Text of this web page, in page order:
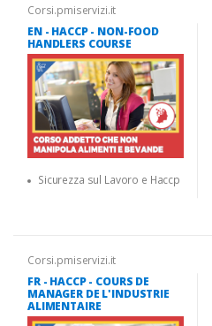
Corsi.pmiservizi.it
EN - HACCP - NON-FOOD
HANDLERS COURSE
Sicurezza sul Lavoro e Haccp
Corsi.pmiservizi.it
FR - HACCP - COURS DE
MANAGER DE L'INDUSTRIE
ALIMENTAIRE